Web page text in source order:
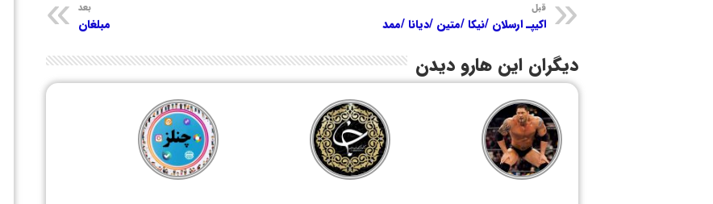
قبل
اکیپـ ارسلان /نیکا /متین /دیانا /ممد
بعد
مبلغان
دیگران این هارو دیدن